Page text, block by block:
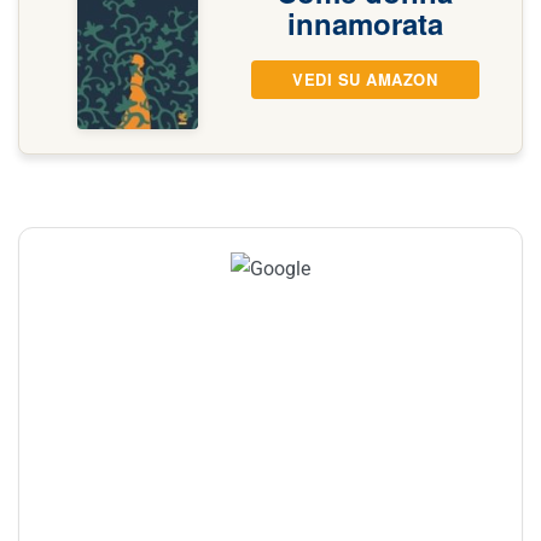
innamorata
VEDI SU AMAZON